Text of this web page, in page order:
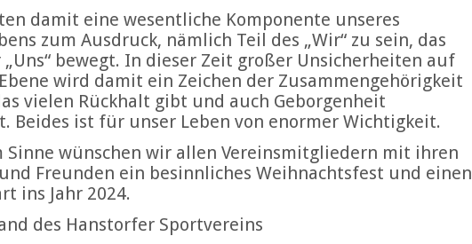
damit eine wesentliche Komponente unseres
zum Ausdruck, nämlich Teil des „Wir“ zu sein, das
bewegt. In dieser Zeit großer Unsicherheiten auf
wird damit ein Zeichen der Zusammengehörigkeit
vielen Rückhalt gibt und auch Geborgenheit
Beides ist für unser Leben von enormer Wichtigkeit.
Sinne wünschen wir allen Vereinsmitgliedern mit ihren
Freunden ein besinnliches Weihnachtsfest und einen
ins Jahr 2024.
des Hanstorfer Sportvereins